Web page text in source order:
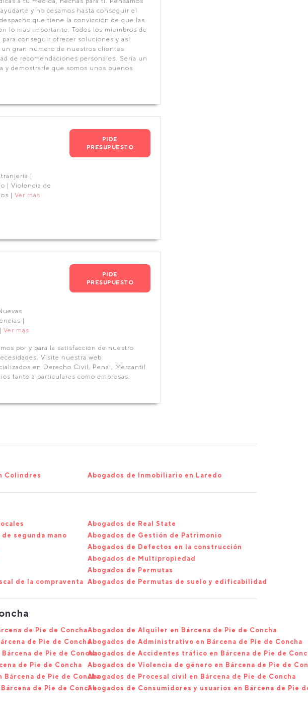
y no cesamos hasta conseguir el
que tiene la convicción de que las
lo más importante. Todos los miembros de
conseguir ofrecer soluciones y así
gran número de nuestros clientes
de recomendaciones personales. Sería un
y demostrarle que somos unos buenos
|
| Violencia de
| Ver más
PIDE
PRESUPUESTO
|
Ver más
PIDE
PRESUPUESTO
por y para la satisfacción de nuestro
Visite nuestra web
en Derecho Civil, Penal, Mercantil
tanto a particulares como empresas.
Colindres Abogados de Inmobiliario en Laredo
segunda mano
de la compraventa
Abogados de Real State
Abogados de Gestión de Patrimonio
Abogados de Defectos en la construcción
Abogados de Multipropiedad
Abogados de Permutas
Abogados de Permutas de suelo y edificabilidad
de Pie de Concha
de Pie de Concha
de Pie de Concha
de Pie de Concha
de Pie de Concha
de Pie de Concha
Abogados de Alquiler en Bárcena de Pie de Concha
Abogados de Administrativo en Bárcena de Pie de Concha
Abogados de Accidentes tráfico en Bárcena de Pie de
Abogados de Violencia de género en Bárcena de Pie de
Abogados de Procesal civil en Bárcena de Pie de Concha
Abogados de Consumidores y usuarios en Bárcena de Pie